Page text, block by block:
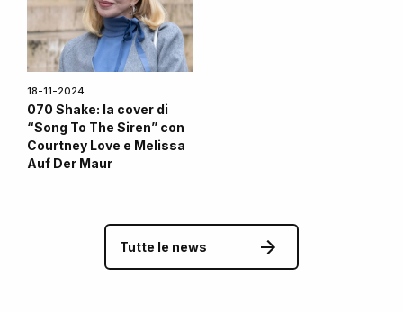
18-11-2024
070 Shake: la cover di
“Song To The Siren” con
Courtney Love e Melissa
Auf Der Maur
Tutte le news